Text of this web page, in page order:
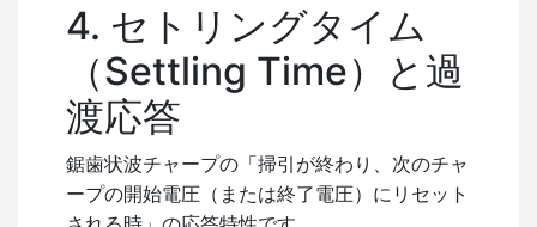
4. セトリングタイム
（Settling Time）と過
渡応答
鋸歯状波チャープの「掃引が終わり、次のチャ
ープの開始電圧（または終了電圧）にリセット